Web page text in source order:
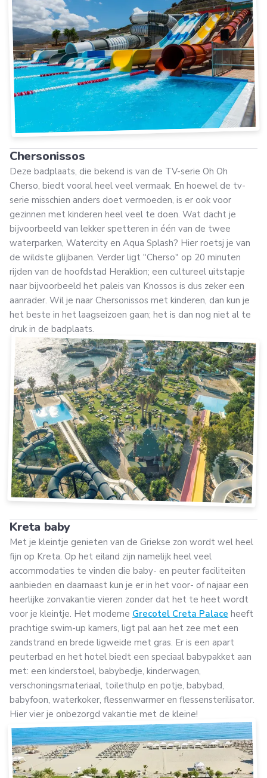
Chersonissos
Deze badplaats, die bekend is van de TV-serie Oh Oh
Cherso, biedt vooral heel veel vermaak. En hoewel de tv-
serie misschien anders doet vermoeden, is er ook voor
gezinnen met kinderen heel veel te doen. Wat dacht je
bijvoorbeeld van lekker spetteren in één van de twee
waterparken, Watercity en Aqua Splash? Hier roetsj je van
de wildste glijbanen. Verder ligt "Cherso" op 20 minuten
rijden van de hoofdstad Heraklion; een cultureel uitstapje
naar bijvoorbeeld het paleis van Knossos is dus zeker een
aanrader. Wil je naar Chersonissos met kinderen, dan kun je
het beste in het laagseizoen gaan; het is dan nog niet al te
druk in de badplaats.
Kreta baby
Met je kleintje genieten van de Griekse zon wordt wel heel
fijn op Kreta. Op het eiland zijn namelijk heel veel
accommodaties te vinden die baby- en peuter faciliteiten
aanbieden en daarnaast kun je er in het voor- of najaar een
heerlijke zonvakantie vieren zonder dat het te heet wordt
voor je kleintje. Het moderne Grecotel Creta Palace heeft
prachtige swim-up kamers, ligt pal aan het zee met een
zandstrand en brede ligweide met gras. Er is een apart
peuterbad en het hotel biedt een speciaal babypakket aan
met: een kinderstoel, babybedje, kinderwagen,
verschoningsmateriaal, toilethulp en potje, babybad,
babyfoon, waterkoker, flessenwarmer en flessensterilisator.
Hier vier je onbezorgd vakantie met de kleine!